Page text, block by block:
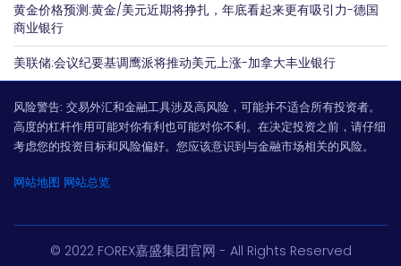
黄金价格预测:黄金/美元近期将挣扎，年底看起来更有吸引力-德国
商业银行
美联储:会议纪要基调鹰派将推动美元上涨-加拿大丰业银行
风险警告: 交易外汇和金融工具涉及高风险，可能并不适合所有投资者。
高度的杠杆作用可能对你有利也可能对你不利。在决定投资之前，请仔细
考虑您的投资目标和风险偏好。您应该意识到与金融市场相关的风险。
网站地图 网站总览
© 2022 FOREX嘉盛集团官网 - All Rights Reserved